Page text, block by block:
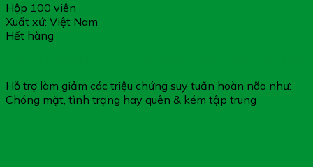
Hộp 100 viên
Xuất xứ: Việt Nam
Hết hàng
Hỗ trợ làm giảm các triệu chứng suy tuần hoàn não như:
Chóng mặt, tình trạng hay quên & kém tập trung